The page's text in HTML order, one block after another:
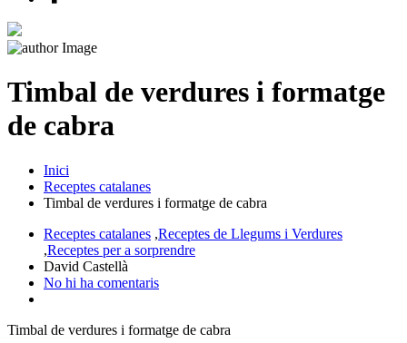
Timbal de verdures i formatge
de cabra
Inici
Receptes catalanes
Timbal de verdures i formatge de cabra
Receptes catalanes ,Receptes de Llegums i Verdures
,Receptes per a sorprendre
David Castellà
No hi ha comentaris
Timbal de verdures i formatge de cabra